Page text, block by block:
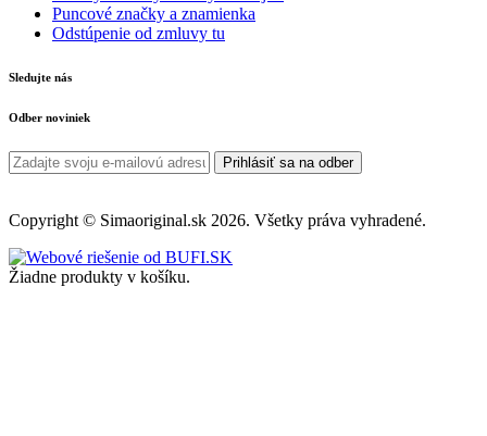
Puncové značky a znamienka
Odstúpenie od zmluvy tu
Sledujte nás
Odber noviniek
Prihlásiť sa na odber
Copyright © Simaoriginal.sk 2026. Všetky práva vyhradené.
Žiadne produkty v košíku.